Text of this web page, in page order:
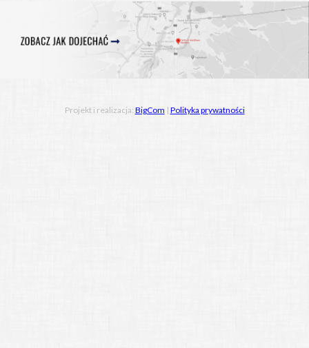
Projekt i realizacja: BigCom | Polityka prywatności